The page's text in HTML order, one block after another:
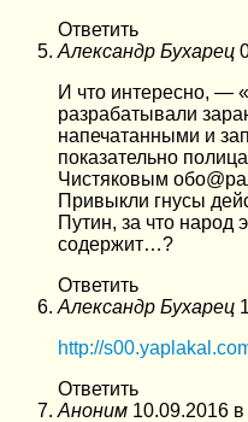
Ответить
Александр Бухарец
И что интересно, —
разрабатывали
напечатанными и
показательно
Чистяковым
Привыкли гнусы
Путин, за что народ
содержит…?
Ответить
Александр Бухарец
http://
Ответить
Аноним 10.09.2016 в